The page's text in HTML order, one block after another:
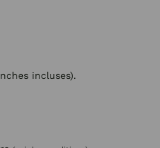
incluses).